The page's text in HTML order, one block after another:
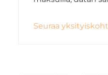
ratkaisuja, korkea
Seuraa